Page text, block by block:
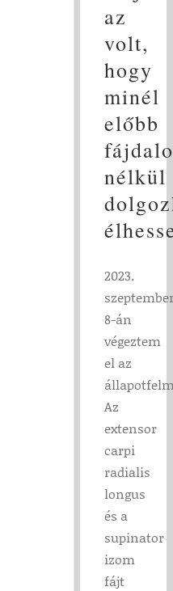
az
volt,
hogy
minél
előbb
nélkül
2023.
8-án
végeztem
el az
Az
extensor
carpi
radialis
longus
és a
supinator
izom
fájt